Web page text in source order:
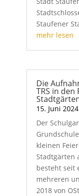
Staufener
mehr lesen
Die
TRS in
15. Juni 2024
Der
kleinen
Stadtgärten
besteht seit
mehreren
2018 von